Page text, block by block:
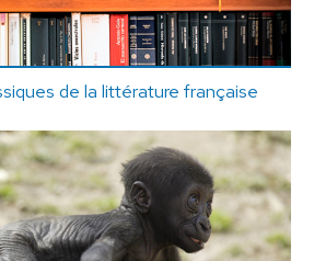
de la littérature française